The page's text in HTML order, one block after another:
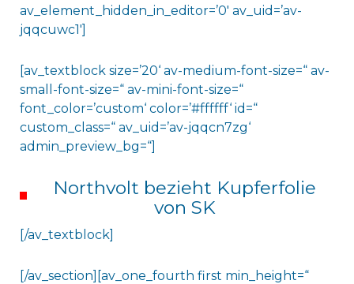
av_element_hidden_in_editor=’0′ av_uid=’av-
jqqcuwc1′]
[av_textblock size=’20‘ av-medium-font-size=“ av-
small-font-size=“ av-mini-font-size=“
font_color=’custom‘ color=’#ffffff‘ id=“
custom_class=“ av_uid=’av-jqqcn7zg‘
admin_preview_bg=“]
Northvolt bezieht Kupferfolie
von SK
[/av_textblock]
[/av_section][av_one_fourth first min_height=“